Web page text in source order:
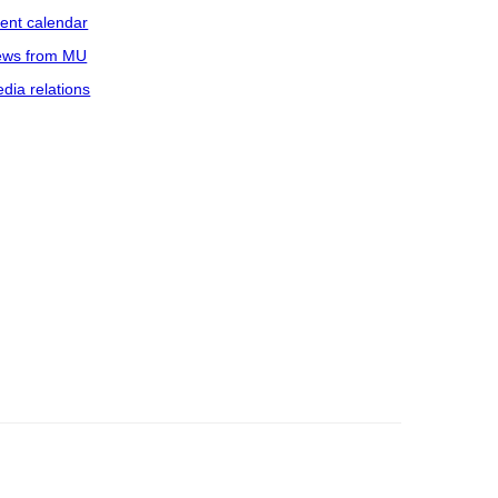
calendar
from MU
relations